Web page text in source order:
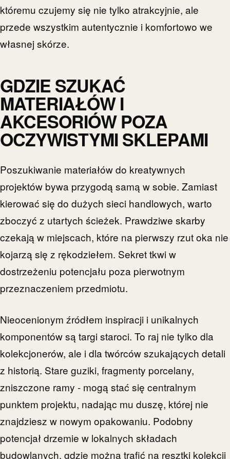
któremu czujemy się nie tylko atrakcyjnie, ale
przede wszystkim autentycznie i komfortowo we
własnej skórze.
GDZIE SZUKAĆ
MATERIAŁÓW I
AKCESORIÓW POZA
OCZYWISTYMI SKLEPAMI
Poszukiwanie materiałów do kreatywnych
projektów bywa przygodą samą w sobie. Zamiast
kierować się do dużych sieci handlowych, warto
zboczyć z utartych ścieżek. Prawdziwe skarby
czekają w miejscach, które na pierwszy rzut oka nie
kojarzą się z rękodziełem. Sekret tkwi w
dostrzeżeniu potencjału poza pierwotnym
przeznaczeniem przedmiotu.
Nieocenionym źródłem inspiracji i unikalnych
komponentów są targi staroci. To raj nie tylko dla
kolekcjonerów, ale i dla twórców szukających detali
z historią. Stare guziki, fragmenty porcelany,
zniszczone ramy - mogą stać się centralnym
punktem projektu, nadając mu duszę, której nie
znajdziesz w nowym opakowaniu. Podobny
potencjał drzemie w lokalnych składach
budowlanych, gdzie można trafić na resztki kolekcji